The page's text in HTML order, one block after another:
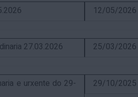
12/05/2026
27.03.2026 25/03/2026
e urxente do 29-
29/10/2025